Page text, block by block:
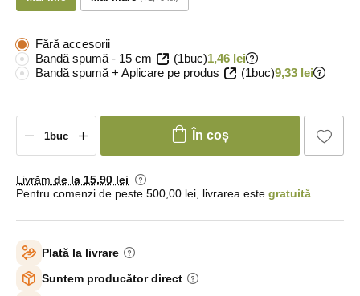
Fără accesorii
Bandă spumă - 15 cm
(1buc)1,46 lei
Bandă spumă + Aplicare pe produs
(1buc)9,33 lei
În coș
Livrăm de la 15,90 lei
Pentru comenzi de peste 500,00 lei, livrarea este gratuită
Plată la livrare
Suntem producător direct